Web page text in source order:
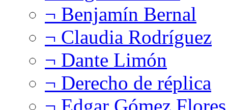
¬ Benjamín Bernal
¬ Claudia Rodríguez
¬ Dante Limón
¬ Derecho de réplica
¬ Edgar Gómez Flores